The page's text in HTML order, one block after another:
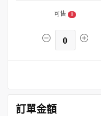
可售 0
0
訂單金額